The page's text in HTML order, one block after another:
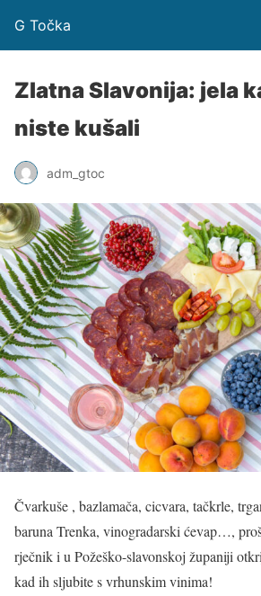
G Točka
Zlatna Slavonija: jela
niste kušali
adm_gtoc
Čvarkuše , bazlamača, cicvara, tačkrle,
baruna Trenka, vinogradarski ćevap…,
rječnik i u Požeško-slavonskoj županiji
kad ih sljubite s vrhunskim vinima!